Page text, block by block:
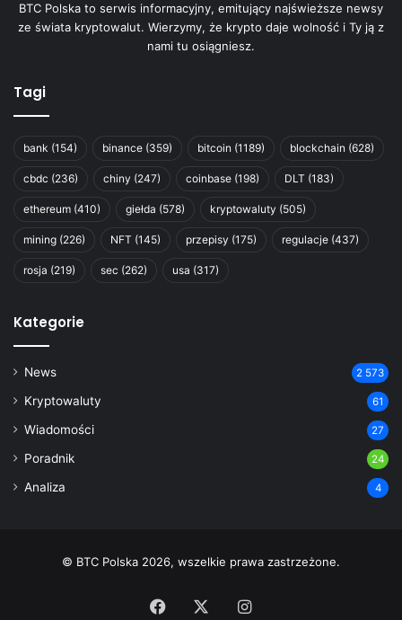
BTC Polska to serwis informacyjny, emitujący najświeższe newsy
ze świata kryptowalut. Wierzymy, że krypto daje wolność i Ty ją z
nami tu osiągniesz.
Tagi
bank (154) binance (359) bitcoin (1189) blockchain (628)
cbdc (236) chiny (247) coinbase (198) DLT (183)
ethereum (410) giełda (578) kryptowaluty (505)
mining (226) NFT (145) przepisy (175) regulacje (437)
rosja (219) sec (262) usa (317)
Kategorie
News 2 573
Kryptowaluty 61
Wiadomości 27
Poradnik 24
Analiza 4
© BTC Polska 2026, wszelkie prawa zastrzeżone.
Facebook Instagram